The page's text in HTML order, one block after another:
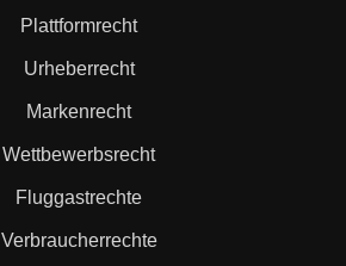
Plattformrecht
Urheberrecht
Markenrecht
Wettbewerbsrecht
Fluggastrechte
Verbraucherrechte